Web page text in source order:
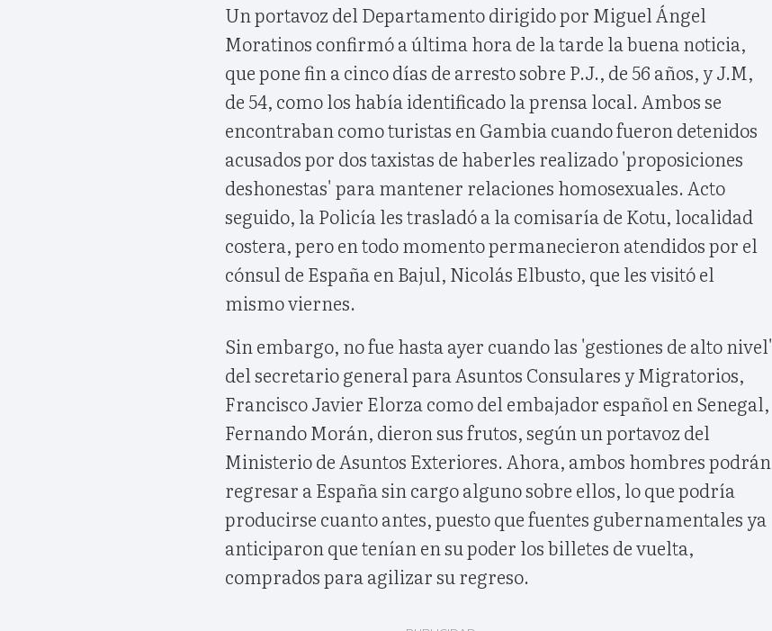
Un portavoz del Departamento dirigido por Miguel Ángel
Moratinos confirmó a última hora de la tarde la buena noticia,
que pone fin a cinco días de arresto sobre P.J., de 56 años, y J.M,
de 54, como los había identificado la prensa local. Ambos se
encontraban como turistas en Gambia cuando fueron detenidos
acusados por dos taxistas de haberles realizado 'proposiciones
deshonestas' para mantener relaciones homosexuales. Acto
seguido, la Policía les trasladó a la comisaría de Kotu, localidad
costera, pero en todo momento permanecieron atendidos por el
cónsul de España en Bajul, Nicolás Elbusto, que les visitó el
mismo viernes.
Sin embargo, no fue hasta ayer cuando las 'gestiones de alto nivel'
del secretario general para Asuntos Consulares y Migratorios,
Francisco Javier Elorza como del embajador español en Senegal,
Fernando Morán, dieron sus frutos, según un portavoz del
Ministerio de Asuntos Exteriores. Ahora, ambos hombres podrán
regresar a España sin cargo alguno sobre ellos, lo que podría
producirse cuanto antes, puesto que fuentes gubernamentales ya
anticiparon que tenían en su poder los billetes de vuelta,
comprados para agilizar su regreso.